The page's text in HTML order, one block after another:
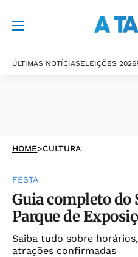
ÚLTIMAS NOTÍCIASELEIÇÕES 2026
HOME>CULTURA
FESTA
Guia completo do
Parque de
Saiba tudo sobre
atrações confirmadas